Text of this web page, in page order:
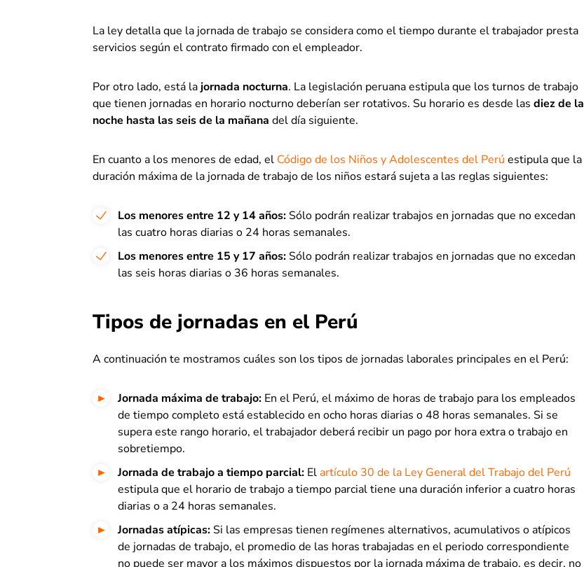
La ley detalla que la jornada de trabajo se considera como el tiempo durante el trabajador presta
servicios según el contrato firmado con el empleador.
Por otro lado, está la jornada nocturna. La legislación peruana estipula que los turnos de trabajo
que tienen jornadas en horario nocturno deberían ser rotativos. Su horario es desde las diez de la
noche hasta las seis de la mañana del día siguiente.
En cuanto a los menores de edad, el Código de los Niños y Adolescentes del Perú estipula que la
duración máxima de la jornada de trabajo de los niños estará sujeta a las reglas siguientes:
Los menores entre 12 y 14 años: Sólo podrán realizar trabajos en jornadas que no excedan
las cuatro horas diarias o 24 horas semanales.
Los menores entre 15 y 17 años: Sólo podrán realizar trabajos en jornadas que no excedan
las seis horas diarias o 36 horas semanales.
Tipos de jornadas en el Perú
A continuación te mostramos cuáles son los tipos de jornadas laborales principales en el Perú:
Jornada máxima de trabajo: En el Perú, el máximo de horas de trabajo para los empleados
de tiempo completo está establecido en ocho horas diarias o 48 horas semanales. Si se
supera este rango horario, el trabajador deberá recibir un pago por hora extra o trabajo en
sobretiempo.
Jornada de trabajo a tiempo parcial: Elartículo 30 de la Ley General del Trabajo del Perú
estipula que el horario de trabajo a tiempo parcial tiene una duración inferior a cuatro horas
diarias o a 24 horas semanales.
Jornadas atípicas: Si las empresas tienen regímenes alternativos, acumulativos o atípicos
de jornadas de trabajo, el promedio de las horas trabajadas en el periodo correspondiente
no puede ser mayor a los máximos dispuestos por la jornada máxima de trabajo, es decir, no